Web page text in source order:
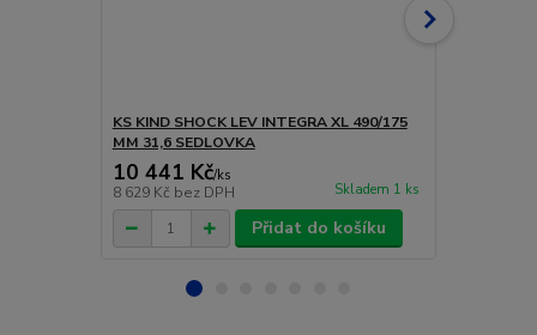
KS KIND SHOCK LEV INTEGRA XL 490/175
MM 31,6 SEDLOVKA
10 441 Kč/ks
8 629 Kč bez DPH Skladem 1 ks
Přidat do košíku